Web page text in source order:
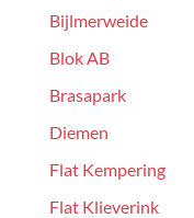
Bijlmerweide
Blok AB
Brasapark
Diemen
Flat Kempering
Flat Klieverink